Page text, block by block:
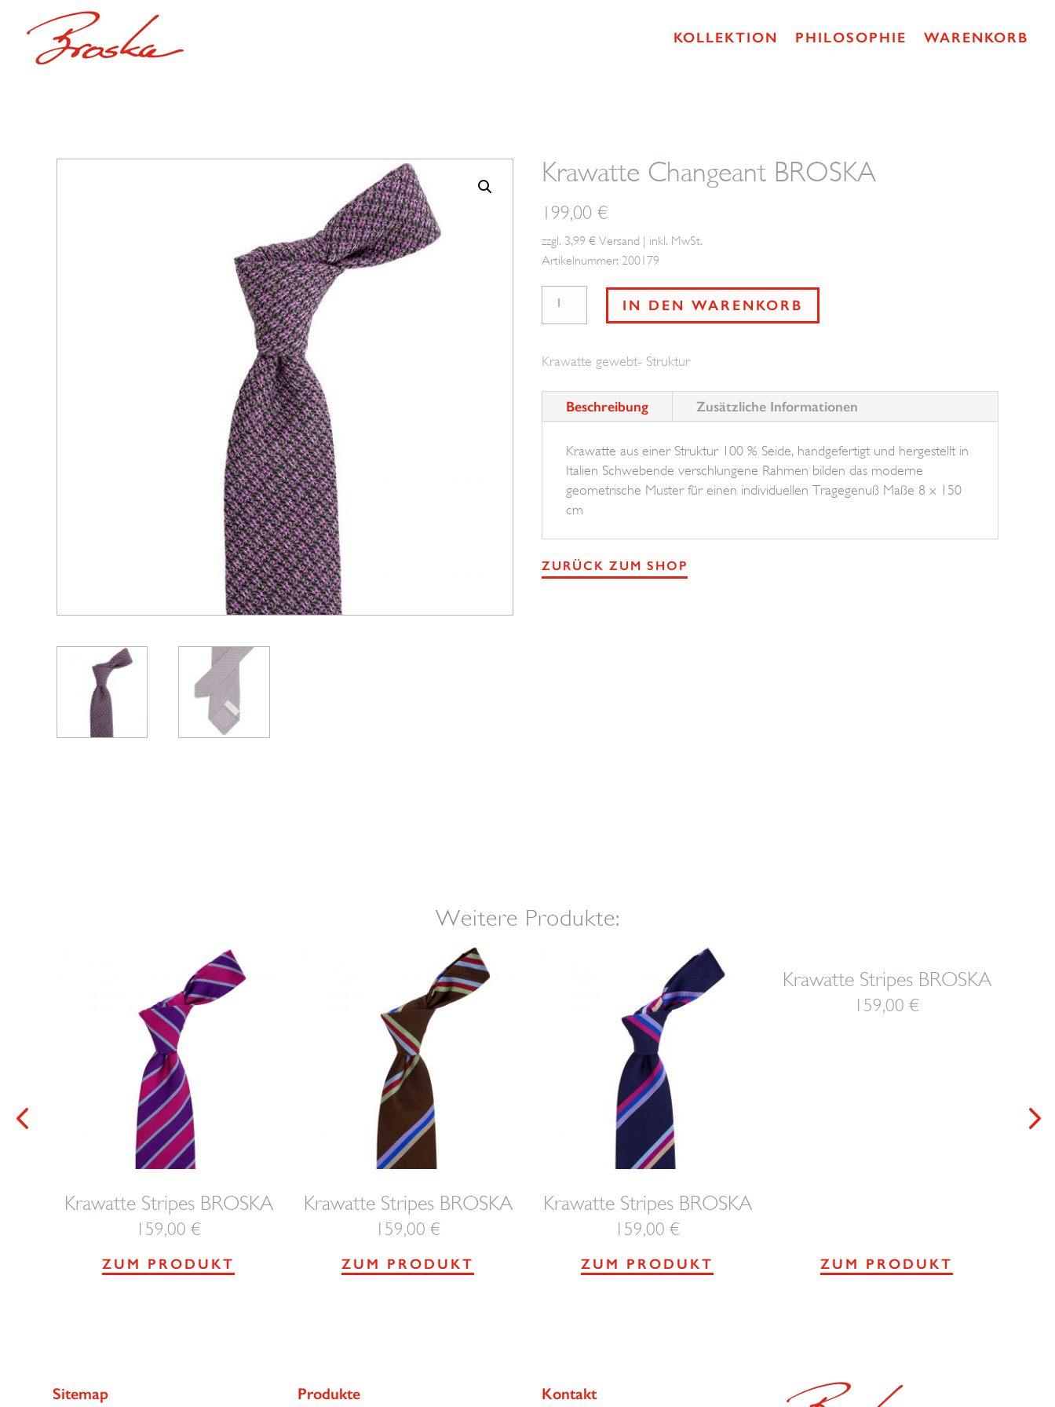
KOLLEKTION PHILOSOPHIE WARENKORB
Krawatte Changeant BROSKA
199,00 €
zzgl. 3,99 € Versand | inkl. MwSt.
Artikelnummer: 200179
Krawatte
Changeant
Menge
IN DEN WARENKORB
Krawatte gewebt- Struktur
Beschreibung Zusätzliche Informationen
Krawatte aus einer Struktur 100 % Seide, handgefertigt und hergestellt in
Italien Schwebende verschlungene Rahmen bilden das moderne
geometrische Muster für einen individuellen Tragegenuß Maße 8 x 150
cm
ZURÜCK ZUM SHOP
Weitere Produkte:
Krawatte Stripes BROSKA
159,00 €
ZUM PRODUKT
Krawatte Stripes BROSKA
159,00 €
ZUM PRODUKT
Krawatte Stripes BROSKA
159,00 €
ZUM PRODUKT
Krawatte Stripes BROSKA
159,00 €
ZUM PRODUKT
Sitemap Produkte Kontakt